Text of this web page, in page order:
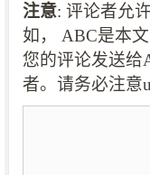
注意: 评论者允
如， ABC是本
您的评论发送给
者。请务必注意